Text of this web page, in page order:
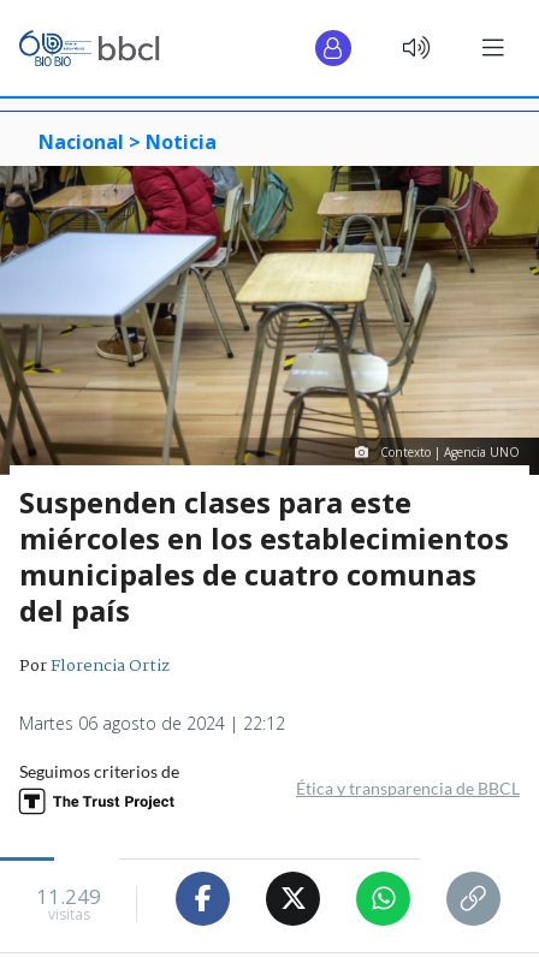
Nacional > Noticia
Contexto | Agencia UNO
Suspenden clases para este
miércoles en los establecimientos
municipales de cuatro comunas
del país
PorFlorencia Ortiz
Martes 06 agosto de 2024 | 22:12
Seguimos criterios de
Ética y transparencia de BBCL
11.249
visitas